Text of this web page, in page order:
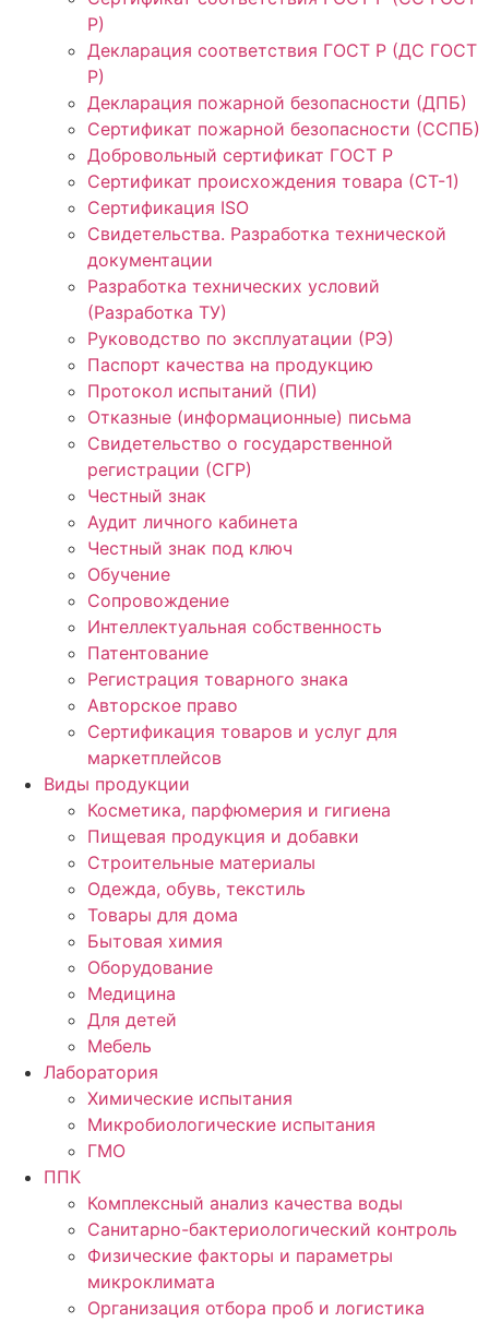
Р)
Декларация соответствия ГОСТ Р (ДС ГОСТ
Р)
Декларация пожарной безопасности (ДПБ)
Сертификат пожарной безопасности (ССПБ)
Добровольный сертификат ГОСТ Р
Сертификат происхождения товара (СТ-1)
Сертификация ISO
Свидетельства. Разработка технической
документации
Разработка технических условий
(Разработка ТУ)
Руководство по эксплуатации (РЭ)
Паспорт качества на продукцию
Протокол испытаний (ПИ)
Отказные (информационные) письма
Свидетельство о государственной
регистрации (СГР)
Честный знак
Аудит личного кабинета
Честный знак под ключ
Обучение
Сопровождение
Интеллектуальная собственность
Патентование
Регистрация товарного знака
Авторское право
Сертификация товаров и услуг для
маркетплейсов
Виды продукции
Косметика, парфюмерия и гигиена
Пищевая продукция и добавки
Строительные материалы
Одежда, обувь, текстиль
Товары для дома
Бытовая химия
Оборудование
Медицина
Для детей
Мебель
Лаборатория
Химические испытания
Микробиологические испытания
ГМО
ППК
Комплексный анализ качества воды
Санитарно-бактериологический контроль
Физические факторы и параметры
микроклимата
Организация отбора проб и логистика